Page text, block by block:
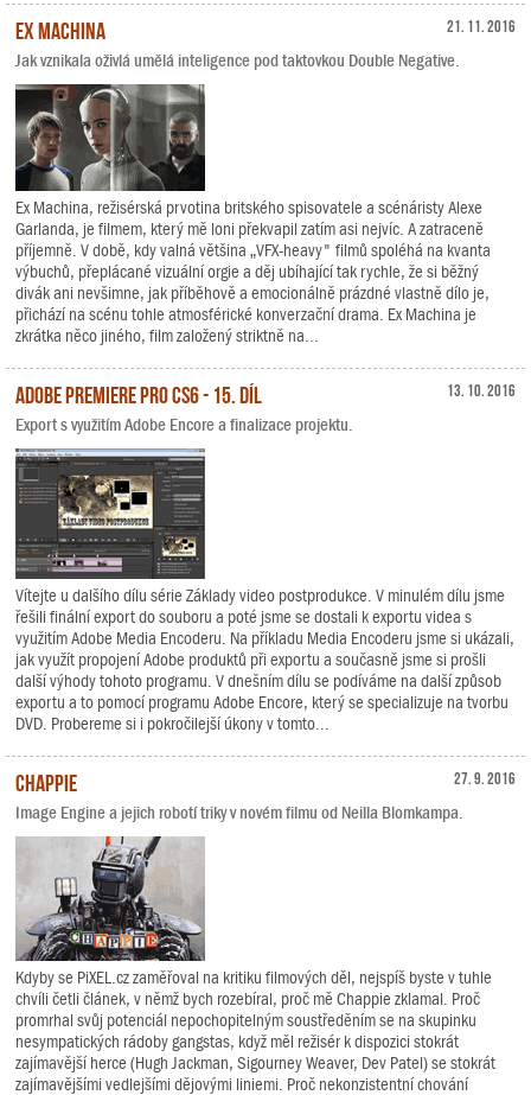
21. 11. 2016
Ex Machina
Jak vznikala oživlá umělá inteligence pod taktovkou Double Negative.
Ex Machina, režisérská prvotina britského spisovatele a scénáristy Alexe
Garlanda, je filmem, který mě loni překvapil zatím asi nejvíc. A zatraceně
příjemně. V době, kdy valná většina „VFX-heavy" filmů spoléhá na kvanta
výbuchů, přeplácané vizuální orgie a děj ubíhající tak rychle, že si běžný
divák ani nevšimne, jak příběhově a emocionálně prázdné vlastně dílo je,
přichází na scénu tohle atmosférické konverzační drama. Ex Machina je
zkrátka něco jiného, film založený striktně na...
13. 10. 2016
Adobe Premiere Pro CS6 - 15. díl
Export s využitím Adobe Encore a finalizace projektu.
Vítejte u dalšího dílu série Základy video postprodukce. V minulém dílu jsme
řešili finální export do souboru a poté jsme se dostali k exportu videa s
využitím Adobe Media Encoderu. Na příkladu Media Encoderu jsme si ukázali,
jak využít propojení Adobe produktů při exportu a současně jsme si prošli
další výhody tohoto programu. V dnešním dílu se podíváme na další způsob
exportu a to pomocí programu Adobe Encore, který se specializuje na tvorbu
DVD. Probereme si i pokročilejší úkony v tomto...
27. 9. 2016
Chappie
Image Engine a jejich robotí triky v novém filmu od Neilla Blomkampa.
Kdyby se PiXEL.cz zaměřoval na kritiku filmových děl, nejspíš byste v tuhle
chvíli četli článek, v němž bych rozebíral, proč mě Chappie zklamal. Proč
promrhal svůj potenciál nepochopitelným soustředěním se na skupinku
nesympatických rádoby gangstas, když měl režisér k dispozici stokrát
zajímavější herce (Hugh Jackman, Sigourney Weaver, Dev Patel) se stokrát
zajímavějšími vedlejšími dějovými liniemi. Proč nekonzistentní chování